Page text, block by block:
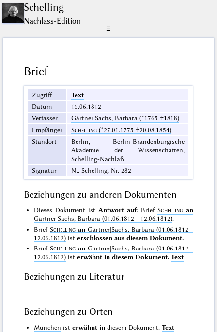
Schelling
Nachlass-Edition
☰
Brief
Zugriff
Text
Datum
15.06.1812
Verfasser
Gärtner|Sachs, Barbara (*1765 †1818)
Empfänger
Schelling (*27.01.1775 †20.08.1854)
Standort
Berlin, Berlin-Brandenburgische
Akademie der Wissenschaften,
Schelling-Nachlaß
Signatur
NL Schelling, Nr. 282
Beziehungen zu anderen Dokumenten
Dieses Dokument istAntwort auf: Brief Schelling an
Gärtner|Sachs, Barbara (01.06.1812 - 12.06.1812).
Brief Schelling anGärtner|Sachs, Barbara (01.06.1812 -
12.06.1812) isterschlossen aus diesem Dokument.
BriefSchelling anGärtner|Sachs, Barbara (01.06.1812 -
12.06.1812) isterwähnt in diesem Dokument. Text
Beziehungen zu Literatur
–
Beziehungen zu Orten
München isterwähnt in diesem Dokument.Text